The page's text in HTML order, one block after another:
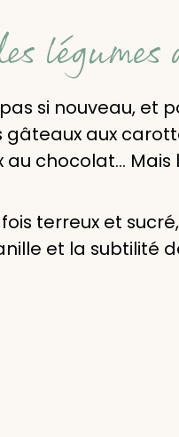
légumes
si nouveau,
aux
chocolat… Mais
terreux et
et la subtilité